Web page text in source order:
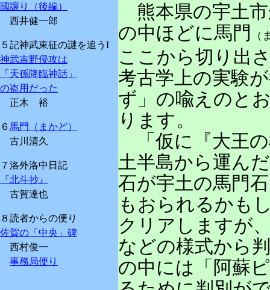
國譲り（後編）
西井健一郎
５記神武東征の謎を追うI
神武吉野侵攻は
「天孫降臨神話」
の盗用だった
正木 裕
６ 馬門（まかど）
古川清久
７洛外洛中日記
『北斗抄』
古賀達也
８読者からの便り
佐賀の「中央」碑
西村俊一
事務局便り
熊本県の宇土
の中ほどに馬門
（
ここから切り出
考古学上の実験
ず」の喩えのと
ります。
「仮に『大王
土半島から運ん
石が宇土の馬門
もおられるかも
クリアしますが
などの様式から
の中には「阿蘇